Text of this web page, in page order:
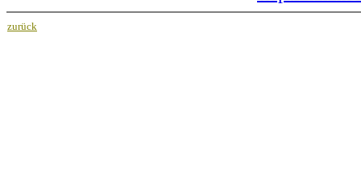
zurück